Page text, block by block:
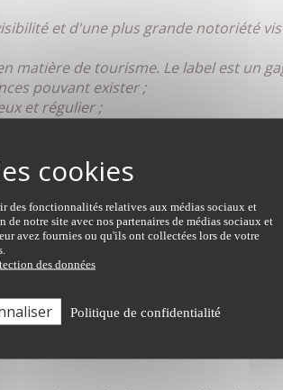
et d'une plus grande notoriété
matière de tourisme. Le label est un
pouvant exister ;
et régulier ;
et attentive à sa qualité de vie
aux évolutions du marché, suivre
ou fiscales.
classification qui lui est propre,
équipement général,
gamme répartie sur 5 niveaux (de 1
normes
des fonctionnalités relatives aux médias sociaux et
notre site avec nos partenaires de médias sociaux et
avez fournies ou qu'ils ont collectées lors de votre
des données
Politique de confidentialité